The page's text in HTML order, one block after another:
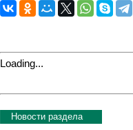
Loading...
Новости раздела